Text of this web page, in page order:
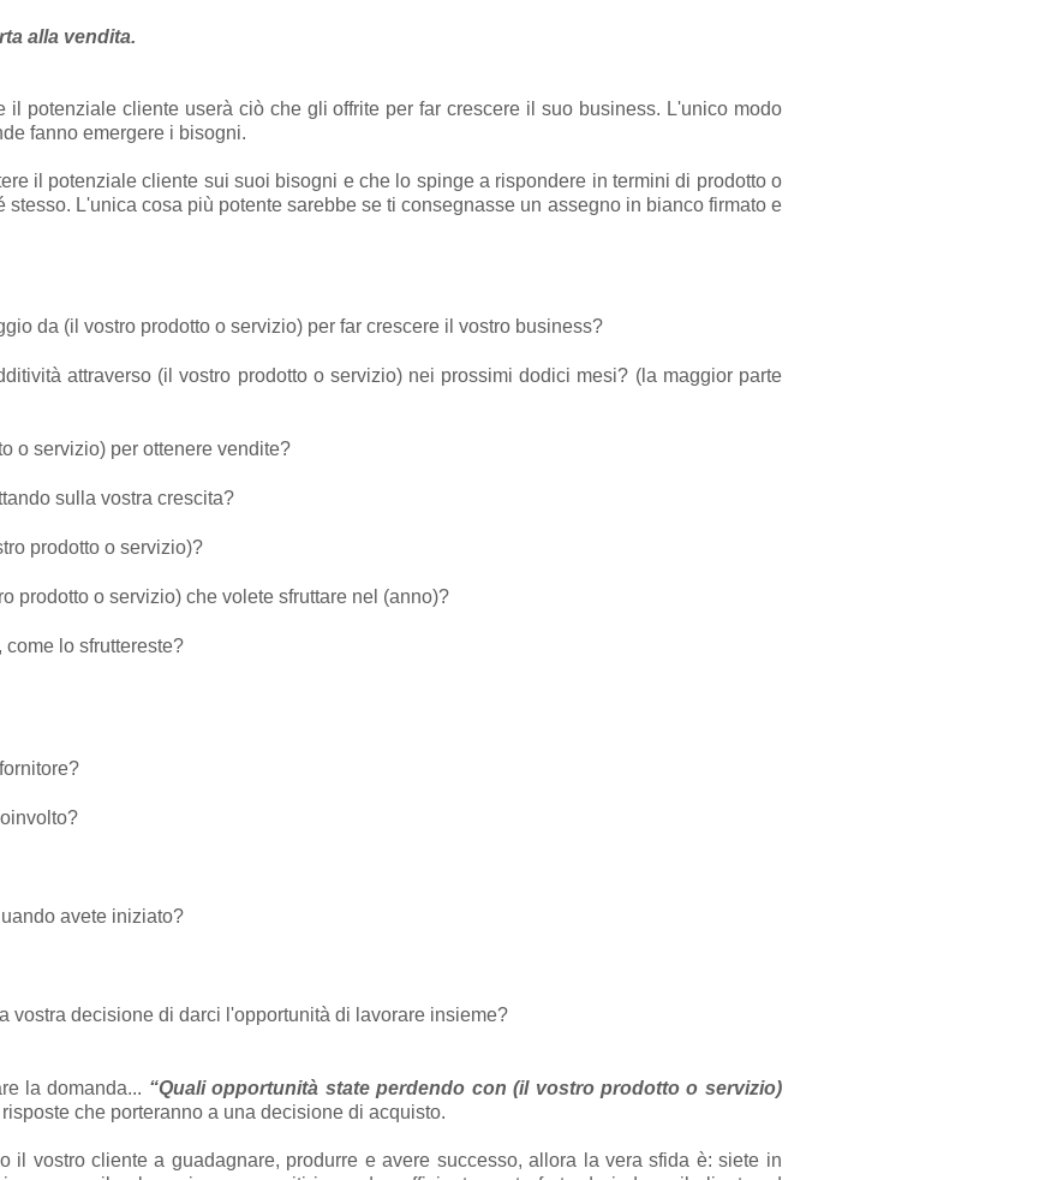
alla vendita.
il potenziale cliente userà ciò che gli offrite per far crescere il suo business. L'unico modo
fanno emergere i bisogni.
il potenziale cliente sui suoi bisogni e che lo spinge a rispondere in termini di prodotto o
L'unica cosa più potente sarebbe se ti consegnasse un assegno in bianco firmato e
da (il vostro prodotto o servizio) per far crescere il vostro business?
attraverso (il vostro prodotto o servizio) nei prossimi dodici mesi? (la maggior parte
o servizio) per ottenere vendite?
sulla vostra crescita?
prodotto o servizio)?
prodotto o servizio) che volete sfruttare nel (anno)?
lo sfruttereste?
avete iniziato?
vostra decisione di darci l'opportunità di lavorare insieme?
la domanda... “Quali opportunità state perdendo con (il vostro prodotto o servizio)
che porteranno a una decisione di acquisto.
il vostro cliente a guadagnare, produrre e avere successo, allora la vera sfida è: siete in